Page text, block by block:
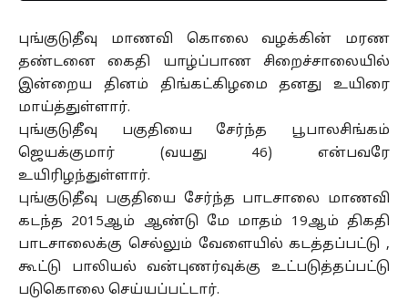
புங்குடுதீவு மாணவி கொலை வழக்கின் மரண
தண்டனை கைதி யாழ்ப்பாண சிறைச்சாலையில்
இன்றைய தினம் திங்கட்கிழமை தனது உயிரை
மாய்த்துள்ளார்.
புங்குடுதீவு பகுதியை சேர்ந்த பூபாலசிங்கம்
ஜெயக்குமார் (வயது 46) என்பவரே
உயிரிழந்துள்ளார்.
புங்குடுதீவு பகுதியை சேர்ந்த பாடசாலை மாணவி
கடந்த 2015ஆம் ஆண்டு மே மாதம் 19ஆம் திகதி
பாடசாலைக்கு செல்லும் வேளையில் கடத்தப்பட்டு ,
கூட்டு பாலியல் வன்புணர்வுக்கு உட்படுத்தப்பட்டு
படுகொலை செய்யப்பட்டார்.